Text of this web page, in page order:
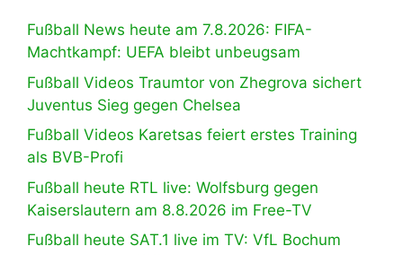
Fußball News heute am 7.8.2026: FIFA-
Machtkampf: UEFA bleibt unbeugsam
Fußball Videos Traumtor von Zhegrova sichert
Juventus Sieg gegen Chelsea
Fußball Videos Karetsas feiert erstes Training
als BVB-Profi
Fußball heute RTL live: Wolfsburg gegen
Kaiserslautern am 8.8.2026 im Free-TV
Fußball heute SAT.1 live im TV: VfL Bochum